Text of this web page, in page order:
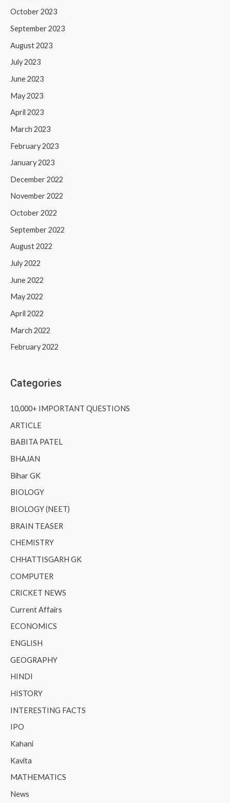
October 2023
September 2023
August 2023
July 2023
June 2023
May 2023
April 2023
March 2023
February 2023
January 2023
December 2022
November 2022
October 2022
September 2022
August 2022
July 2022
June 2022
May 2022
April 2022
March 2022
February 2022
Categories
10,000+ IMPORTANT QUESTIONS
ARTICLE
BABITA PATEL
BHAJAN
Bihar GK
BIOLOGY
BIOLOGY (NEET)
BRAIN TEASER
CHEMISTRY
CHHATTISGARH GK
COMPUTER
CRICKET NEWS
Current Affairs
ECONOMICS
ENGLISH
GEOGRAPHY
HINDI
HISTORY
INTERESTING FACTS
IPO
Kahani
Kavita
MATHEMATICS
News